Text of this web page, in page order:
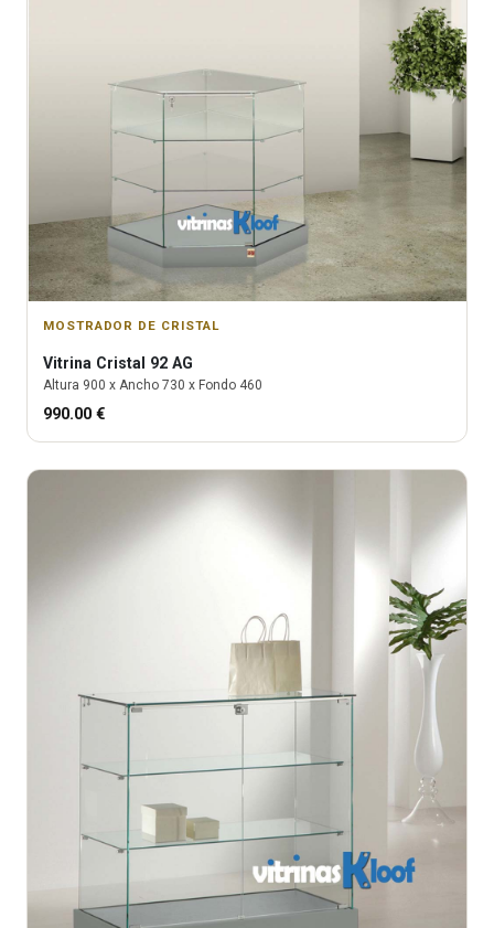
MOSTRADOR DE CRISTAL
Vitrina Cristal 92 AG
Altura 900 x Ancho 730 x Fondo 460
990.00 €